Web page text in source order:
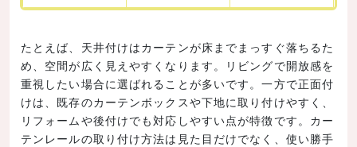
たとえば、天井付けはカーテンが床までまっすぐ落ちるた
め、空間が広く見えやすくなります。リビングで開放感を
重視したい場合に選ばれることが多いです。一方で正面付
けは、既存のカーテンボックスや下地に取り付けやすく、
リフォームや後付けでも対応しやすい点が特徴です。カー
テンレールの取り付け方法は見た目だけでなく、使い勝手